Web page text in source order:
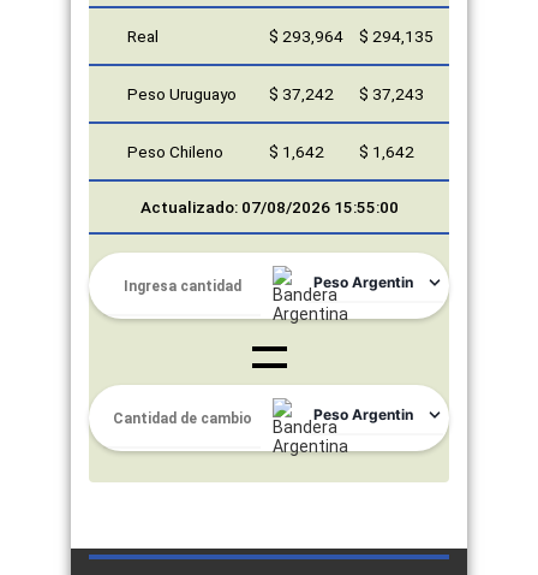
Real $ 293,964 $ 294,135
Peso Uruguayo $ 37,242 $ 37,243
Peso Chileno $ 1,642 $ 1,642
Actualizado: 07/08/2026 15:55:00